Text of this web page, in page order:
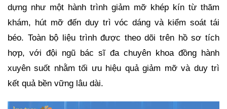
dựng như một hành trình giảm mỡ khép kín từ thăm
khám, hút mỡ đến duy trì vóc dáng và kiểm soát tái
béo. Toàn bộ liệu trình được theo dõi trên hồ sơ tích
hợp, với đội ngũ bác sĩ đa chuyên khoa đồng hành
xuyên suốt nhằm tối ưu hiệu quả giảm mỡ và duy trì
kết quả bền vững lâu dài.